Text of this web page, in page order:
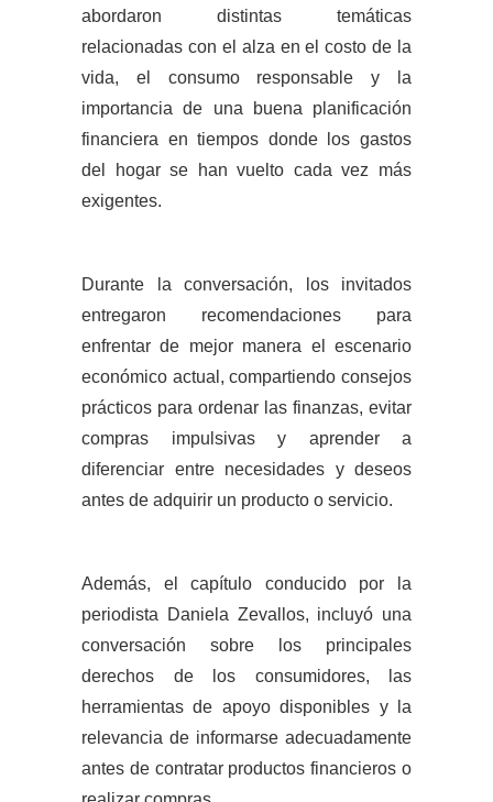
abordaron distintas temáticas
relacionadas con el alza en el costo de la
vida, el consumo responsable y la
importancia de una buena planificación
financiera en tiempos donde los gastos
del hogar se han vuelto cada vez más
exigentes.
Durante la conversación, los invitados
entregaron recomendaciones para
enfrentar de mejor manera el escenario
económico actual, compartiendo consejos
prácticos para ordenar las finanzas, evitar
compras impulsivas y aprender a
diferenciar entre necesidades y deseos
antes de adquirir un producto o servicio.
Además, el capítulo conducido por la
periodista Daniela Zevallos, incluyó una
conversación sobre los principales
derechos de los consumidores, las
herramientas de apoyo disponibles y la
relevancia de informarse adecuadamente
antes de contratar productos financieros o